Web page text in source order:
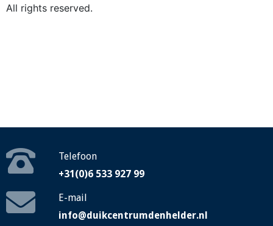
All rights reserved.
Telefoon
+31(0)6 533 927 99
E-mail
info@duikcentrumdenhelder.nl